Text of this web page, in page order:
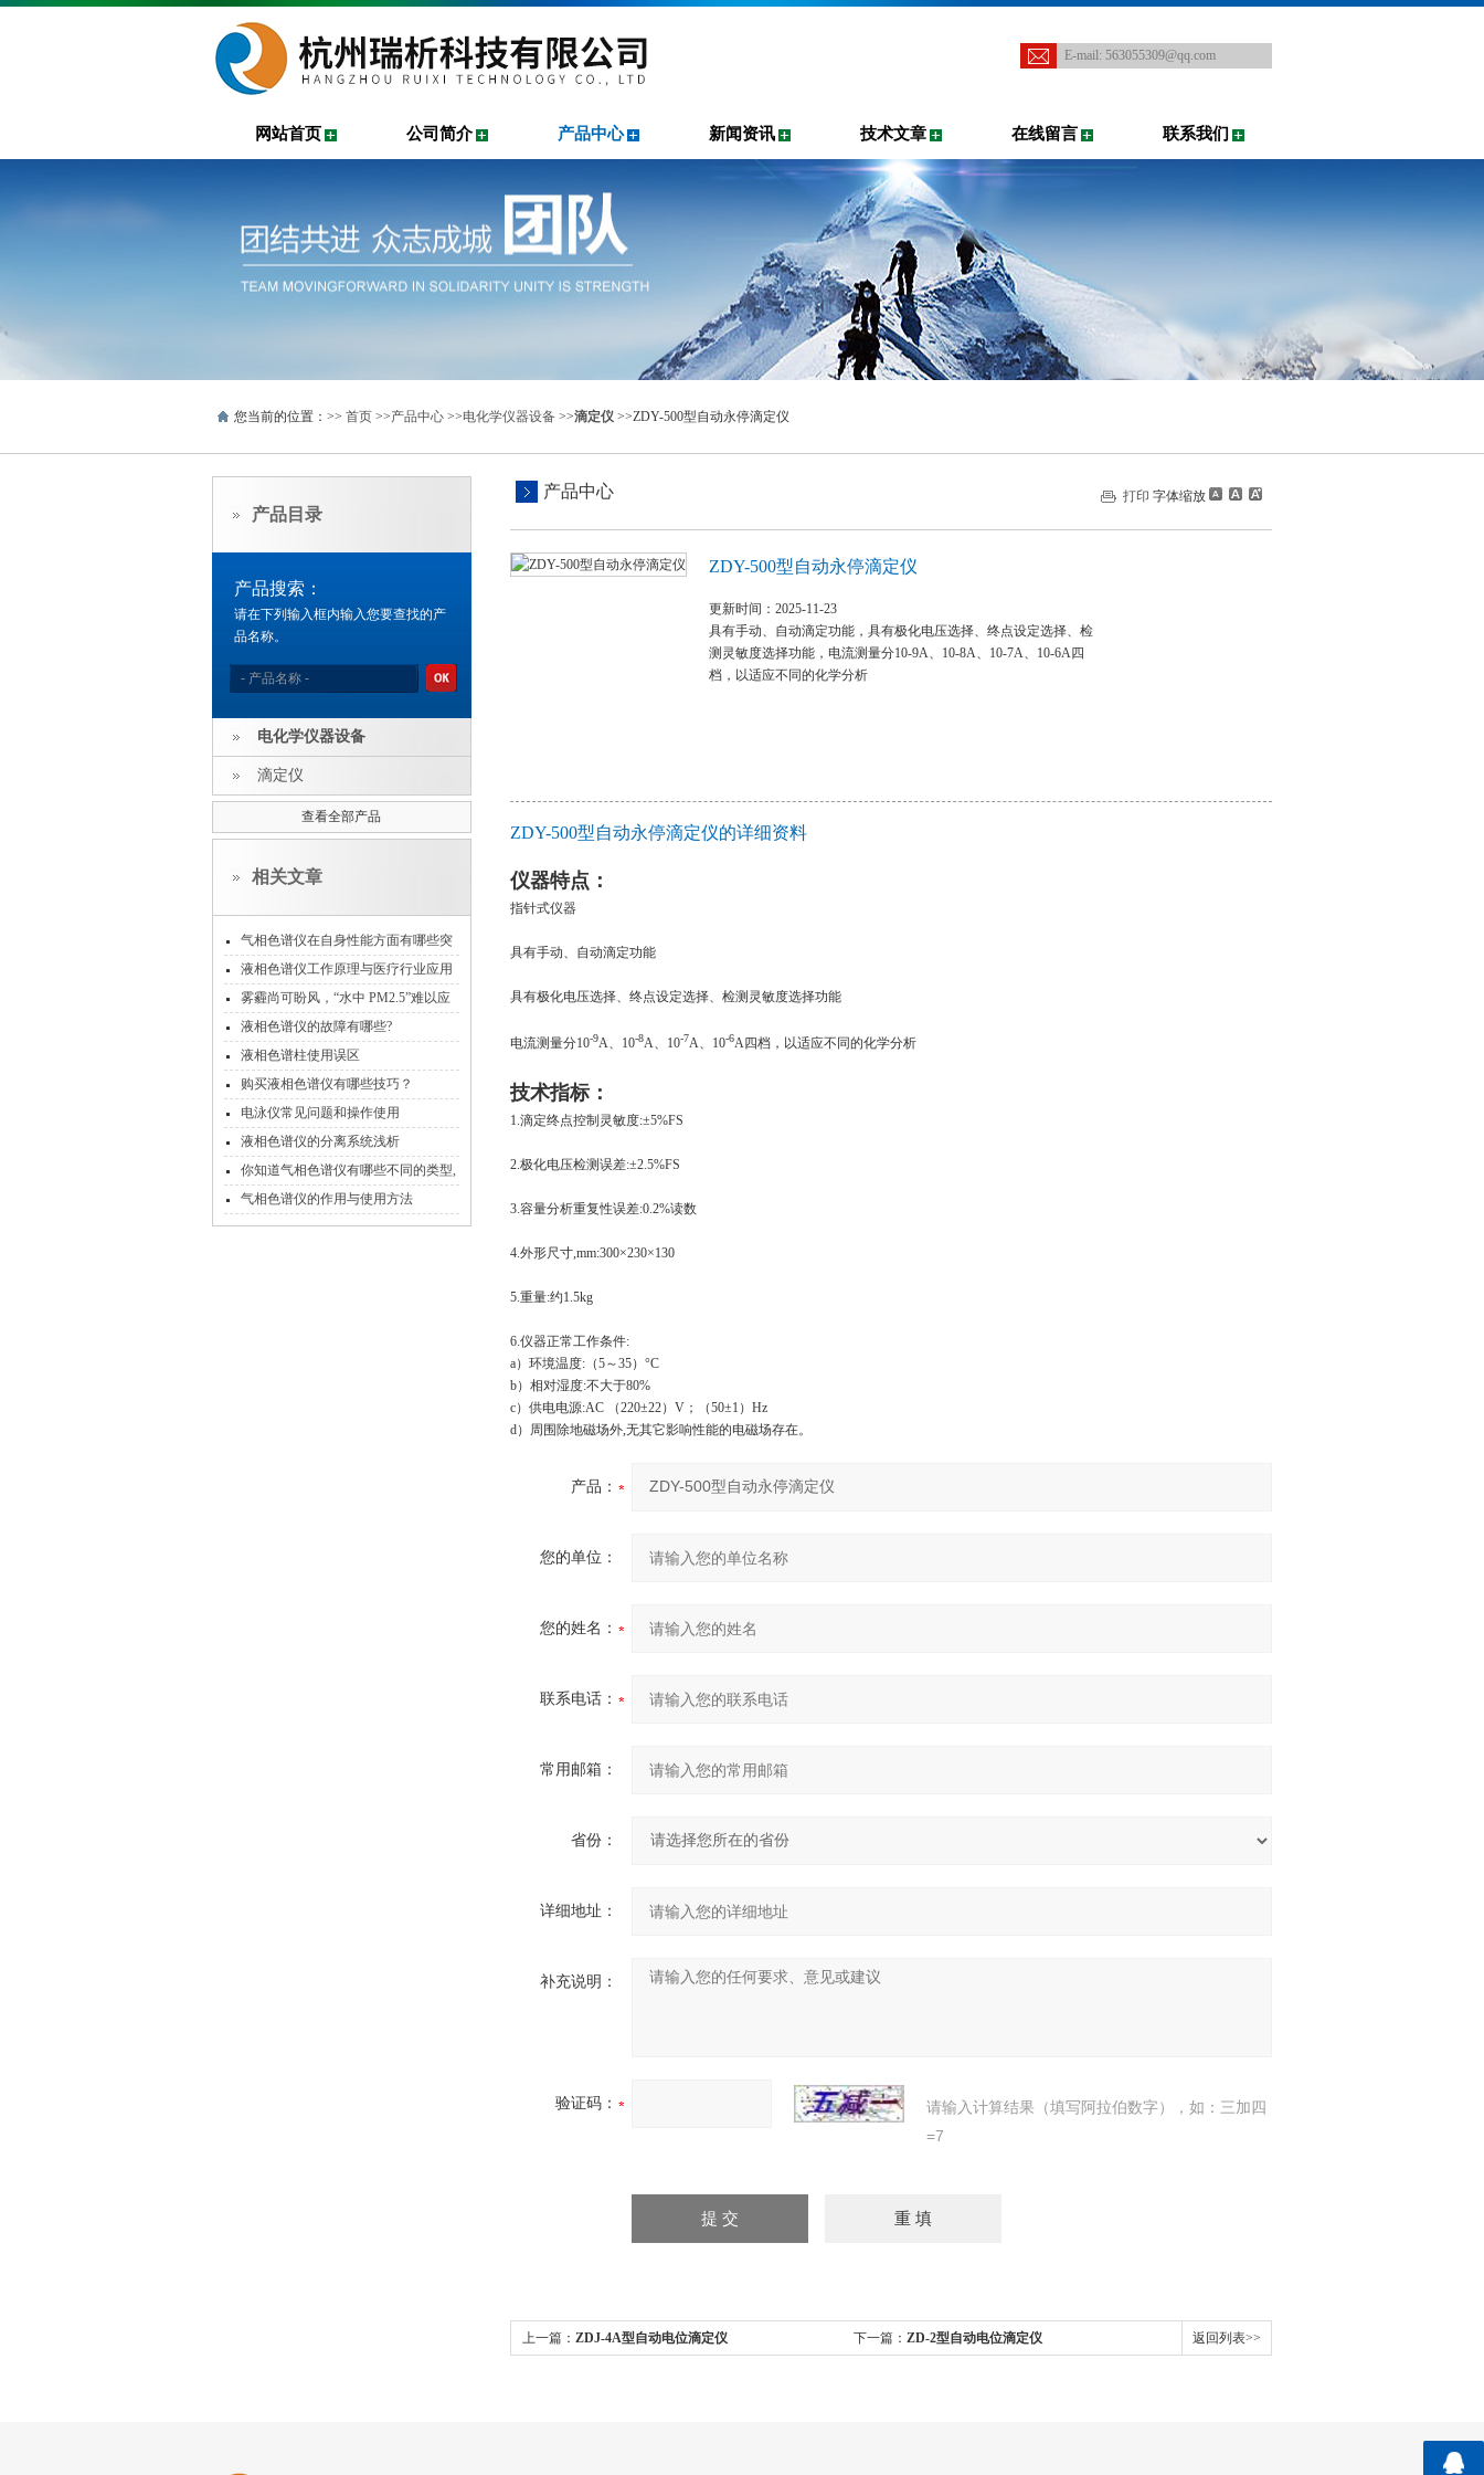
E-mail: 563055309@qq.com
网站首页 公司简介 产品中心 新闻资讯 技术文章 在线留言 联系我们
您当前的位置：>> 首页 >>产品中心 >>电化学仪器设备 >>滴定仪 >>ZDY-500型自动永停滴定仪
产品目录
产品搜索：
请在下列输入框内输入您要查找的产
品名称。
电化学仪器设备
滴定仪
查看全部产品
相关文章
气相色谱仪在自身性能方面有哪些突
破大家知道吗?
液相色谱仪工作原理与医疗行业应用
雾霾尚可盼风，“水中 PM2.5”难以应
对
液相色谱仪的故障有哪些?
液相色谱柱使用误区
购买液相色谱仪有哪些技巧？
电泳仪常见问题和操作使用
液相色谱仪的分离系统浅析
你知道气相色谱仪有哪些不同的类型,
对它又该怎样进行保养呢?
气相色谱仪的作用与使用方法
产品中心 打印 字体缩放
ZDY-500型自动永停滴定仪
更新时间：2025-11-23
具有手动、自动滴定功能，具有极化电压选择、终点设定选择、检
测灵敏度选择功能，电流测量分10-9A、10-8A、10-7A、10-6A四
档，以适应不同的化学分析
ZDY-500型自动永停滴定仪的详细资料
仪器特点：
指针式仪器
具有手动、自动滴定功能
具有极化电压选择、终点设定选择、检测灵敏度选择功能
电流测量分10-9A、10-8A、10-7A、10-6A四档，以适应不同的化学分析
技术指标：
1.滴定终点控制灵敏度:±5%FS
2.极化电压检测误差:±2.5%FS
3.容量分析重复性误差:0.2%读数
4.外形尺寸,mm:300×230×130
5.重量:约1.5kg
6.仪器正常工作条件:
a）环境温度:（5～35）°C
b）相对湿度:不大于80%
c）供电电源:AC （220±22）V；（50±1）Hz
d）周围除地磁场外,无其它影响性能的电磁场存在。
产品：
您的单位：
您的姓名：
联系电话：
常用邮箱：
省份：
详细地址：
补充说明：
验证码：
请输入计算结果（填写阿拉伯数字），如：三加四
=7
上一篇： ZDJ-4A型自动电位滴定仪 下一篇： ZD-2型自动电位滴定仪 返回列表>>